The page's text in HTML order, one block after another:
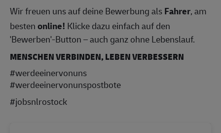
Wir freuen uns auf deine Bewerbung alsFahrer, am
bestenonline! Klicke dazu einfach auf den
'Bewerben'-Button – auch ganz ohne Lebenslauf.
MENSCHEN VERBINDEN, LEBEN VERBESSERN
#werdeeinervonuns
#werdeeinervonunspostbote
#jobsnlrostock